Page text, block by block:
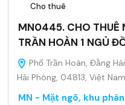
Cho thuê
MN0445. CHO THUÊ
TRẦN HOÀN 1 NGỦ
Phố Trần Hoàn, Đằng
Hải Phòng, 04813, Việt Nam
MN - Mặt ngõ, khu